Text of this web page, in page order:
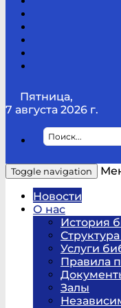
Пятница,
7 августа 2026 г.
Toggle navigation
Новости
О нас
История
Услуги
Правила
Залы